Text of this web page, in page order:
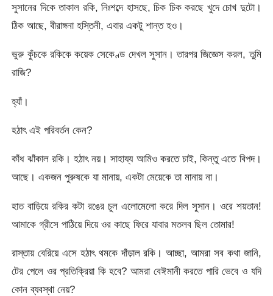
সুসানের দিকে তাকাল রকি, নিঃশব্দে হাসছে, চিক চিক করছে খুদে চোখ দুটো।
ঠিক আছে, বীরাঙ্গনা হস্তিনী, এবার একটু শান্ত হও।
ভুরু কুঁচকে রকিকে কয়েক সেকেণ্ড দেখল সুসান। তারপর জিজ্ঞেস করল, তুমি
রাজি?
হ্যাঁ।
হঠাৎ এই পরিবর্তন কেন?
কাঁধ ঝাঁকাল রকি। হঠাৎ নয়। সাহায্য আমিও করতে চাই, কিন্তু এতে বিপদ।
আছে। একজন পুরুষকে যা মানায়, একটা মেয়েকে তা মানায় না।
হাত বাড়িয়ে রকির কটা রঙের চুল এলোমেলো করে দিল সুসান। ওরে শয়তান!
আমাকে গ্রীসে পাঠিয়ে দিয়ে ওর কাছে ফিরে যাবার মতলব ছিল তোমার!
রাস্তায় বেরিয়ে এসে হঠাৎ থমকে দাঁড়াল রকি। আচ্ছা, আমরা সব কথা জানি,
টের পেলে ওর প্রতিক্রিয়া কি হবে? আমরা বেঈমানী করতে পারি ভেবে ও যদি
কোন ব্যবস্থা নেয়?